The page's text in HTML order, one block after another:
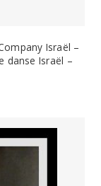
Israël –
danse Israël –